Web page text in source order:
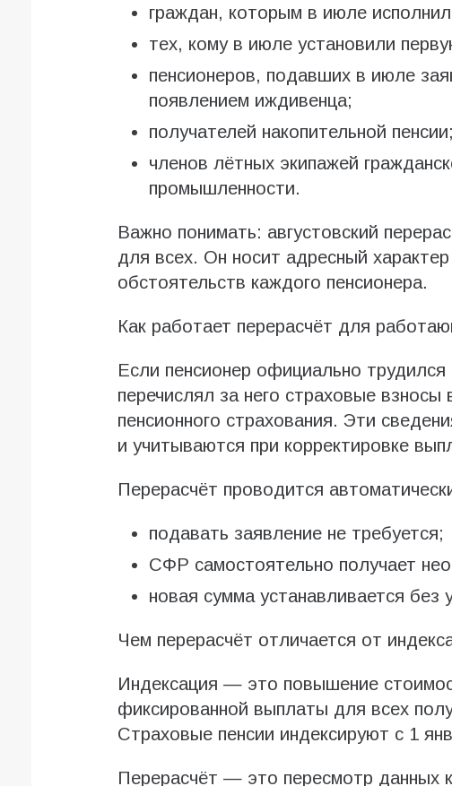
граждан, которым в июле
тех, кому в июле установили
пенсионеров, подавших в июле
появлением иждивенца;
получателей накопительной пенсии;
членов лётных экипажей
промышленности.
Важно понимать: августовский
для всех. Он носит адресный
обстоятельств каждого пенсионера.
Как работает перерасчёт для
Если пенсионер официально
перечислял за него страховые взносы
пенсионного страхования. Эти
и учитываются при корректировке
Перерасчёт проводится
подавать заявление не требуется;
СФР самостоятельно получает
новая сумма устанавливается без
Чем перерасчёт отличается от
Индексация — это повышение
фиксированной выплаты для всех
Страховые пенсии индексируют с 1
Перерасчёт — это пересмотр данных